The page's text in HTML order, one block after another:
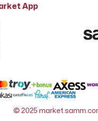
App
© 2025